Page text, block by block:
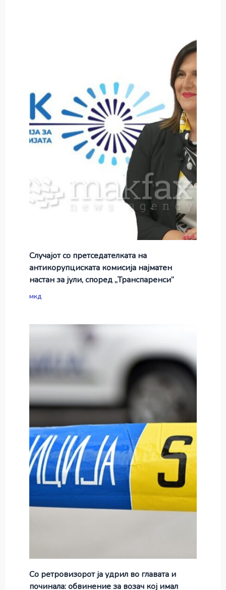
Случајот со претседателката на
антикорупциската комисија најматен
настан за јули, според „Транспаренси“
мкд
Со ретровизорот ја удрил во главата и
починала: обвинение за возач кој имал